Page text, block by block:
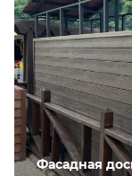
Фасадная